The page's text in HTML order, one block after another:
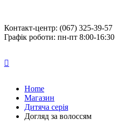
Контакт-центр: (067) 325-39-57
Графік роботи: пн-пт 8:00-16:30
Home
Магазин
Дитяча серія
Догляд за волоссям